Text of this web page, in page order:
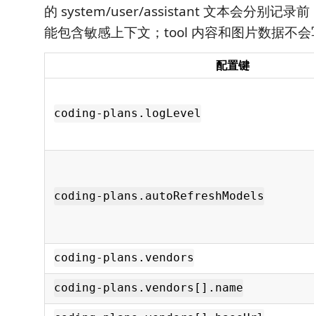
的 system/user/assistant 文本会分别记录前
能包含敏感上下文；tool 内容和图片数据不
配置键
coding-plans.logLevel
coding-plans.autoRefreshModels
coding-plans.vendors
coding-plans.vendors[].name